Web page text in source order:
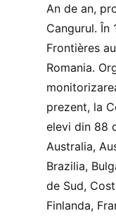
An de an,
Cangurul. În
Frontières
Romania.
prezent, la
elevi din 88
Australia,
Brazilia,
de Sud,
Finlanda,